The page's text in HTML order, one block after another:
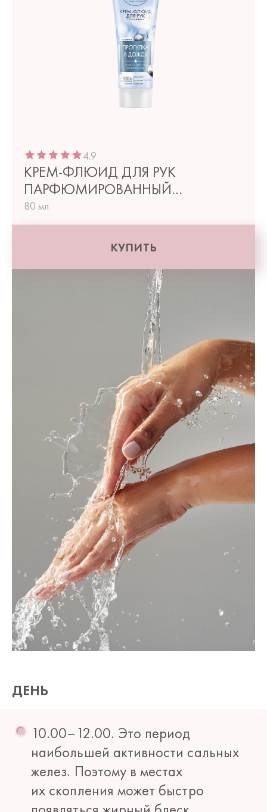
4.9
КРЕМ-ФЛЮИД ДЛЯ РУК
ПАРФЮМИРОВАННЫЙ
УВЛАЖНЕНИЕ
80 мл
КУПИТЬ
ДЕНЬ
10.00–12.00. Это период
наибольшей активности сальных
желез. Поэтому в местах
их скопления может быстро